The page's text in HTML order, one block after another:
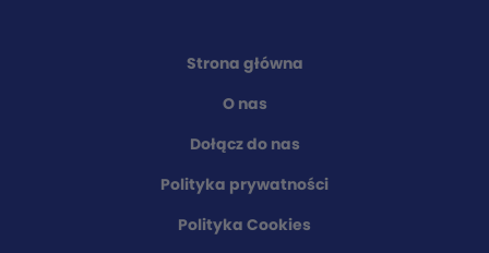
Strona główna
O nas
Dołącz do nas
Polityka prywatności
Polityka Cookies